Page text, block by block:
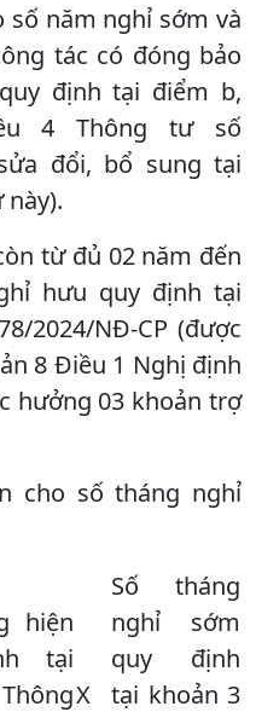
năm nghỉ sớm và
tác có đóng bảo
định tại điểm b,
4 Thông tư số
đổi, bổ sung tại
từ đủ 02 năm đến
hưu quy định tại
2024/NĐ-CP (được
8 Điều 1 Nghị định
hưởng 03 khoản trợ
cho số tháng nghỉ
hiện
tại
X
Số tháng
nghỉ sớm
quy định
tại khoản 3